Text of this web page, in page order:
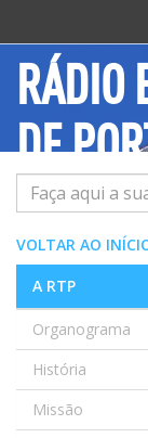
Saltar para o
RÁDIO
DE
Pesquisar
VOLTAR AO
A RTP
Organograma
História
Missão